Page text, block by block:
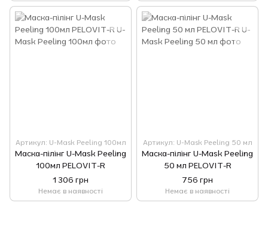
Артикул: U-Mask Peeling 100мл
Маска-пілінг U-Mask Peeling
100мл PELOVIT-R
1 306 грн
Немає в наявності
Артикул: U-Mask Peeling 50 мл
Маска-пілінг U-Mask Peeling
50 мл PELOVIT-R
756 грн
Немає в наявності